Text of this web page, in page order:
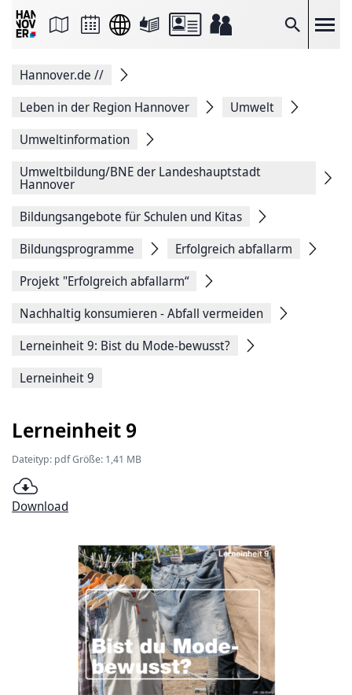
Suche
Seite
Facebook
teilen
Seitenlink
Seite
Drucken
Hannover.de //
Leben in der Region Hannover
Umwelt
Umweltinformation
Umweltbildung/BNE der Landeshauptstadt
Hannover
Bildungsangebote für Schulen und Kitas
Bildungsprogramme
Erfolgreich abfallarm
Projekt "Erfolgreich abfallarm“
Nachhaltig konsumieren - Abfall vermeiden
Lerneinheit 9: Bist du Mode-bewusst?
Lerneinheit 9
Lerneinheit 9
Dateityp: pdf Größe: 1,41 MB
Download